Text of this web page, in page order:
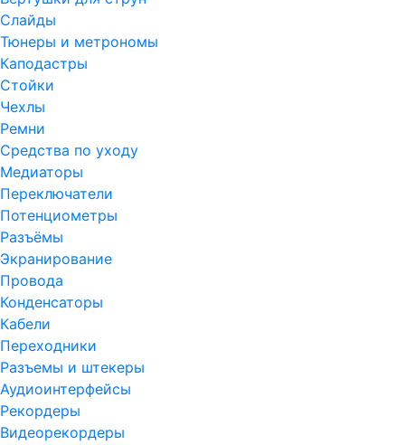
Слайды
Тюнеры и метрономы
Каподастры
Стойки
Чехлы
Ремни
Средства по уходу
Медиаторы
Переключатели
Потенциометры
Разъёмы
Экранирование
Провода
Конденсаторы
Кабели
Переходники
Разъемы и штекеры
Аудиоинтерфейсы
Рекордеры
Видеорекордеры